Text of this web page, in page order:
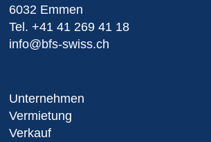
6032 Emmen
Tel. +41 41 269 41 18
info@bfs-swiss.ch
Unternehmen
Vermietung
Verkauf